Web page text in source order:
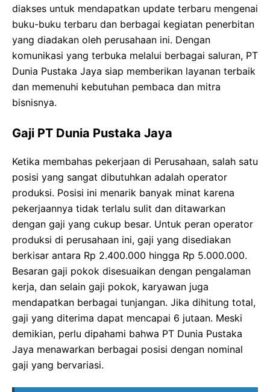
diakses untuk mendapatkan update terbaru mengenai
buku-buku terbaru dan berbagai kegiatan penerbitan
yang diadakan oleh perusahaan ini. Dengan
komunikasi yang terbuka melalui berbagai saluran, PT
Dunia Pustaka Jaya siap memberikan layanan terbaik
dan memenuhi kebutuhan pembaca dan mitra
bisnisnya.
Gaji PT Dunia Pustaka Jaya
Ketika membahas pekerjaan di Perusahaan, salah satu
posisi yang sangat dibutuhkan adalah operator
produksi. Posisi ini menarik banyak minat karena
pekerjaannya tidak terlalu sulit dan ditawarkan
dengan gaji yang cukup besar. Untuk peran operator
produksi di perusahaan ini, gaji yang disediakan
berkisar antara Rp 2.400.000 hingga Rp 5.000.000.
Besaran gaji pokok disesuaikan dengan pengalaman
kerja, dan selain gaji pokok, karyawan juga
mendapatkan berbagai tunjangan. Jika dihitung total,
gaji yang diterima dapat mencapai 6 jutaan. Meski
demikian, perlu dipahami bahwa PT Dunia Pustaka
Jaya menawarkan berbagai posisi dengan nominal
gaji yang bervariasi.